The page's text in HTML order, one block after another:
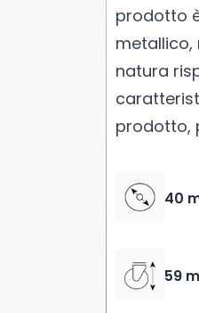
prodotto
metallico,
natura
prodotto,
40
59